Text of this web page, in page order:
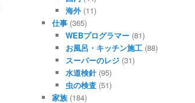
海外(11)
仕事 (365)
WEBプログラマー(81)
お風呂・キッチン施工(88)
スーパーのレジ(31)
水道検針(95)
虫の検査(51)
家族 (184)